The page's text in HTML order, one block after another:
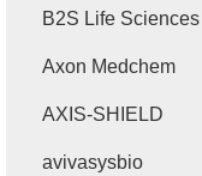
B2S Life Sciences
Axon Medchem
AXIS-SHIELD
avivasysbio